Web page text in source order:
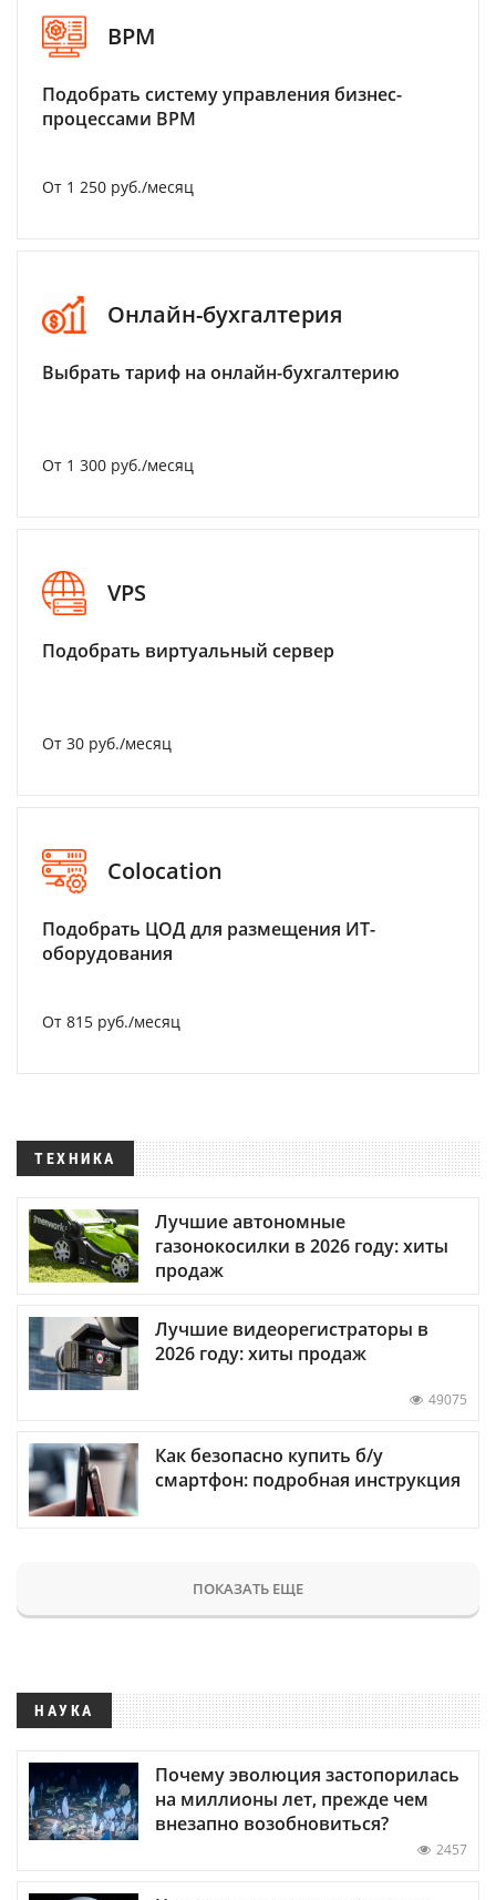
BPM
Подобрать систему управления бизнес-
процессами BPM
От 1 250 руб./месяц
Онлайн-бухгалтерия
Выбрать тариф на онлайн-бухгалтерию
От 1 300 руб./месяц
VPS
Подобрать виртуальный сервер
От 30 руб./месяц
Colocation
Подобрать ЦОД для размещения ИТ-
оборудования
От 815 руб./месяц
ТЕХНИКА
Лучшие автономные
газонокосилки в 2026 году: хиты
продаж
Лучшие видеорегистраторы в
2026 году: хиты продаж
49075
Как безопасно купить б/у
смартфон: подробная инструкция
ПОКАЗАТЬ ЕЩЕ
НАУКА
Почему эволюция застопорилась
на миллионы лет, прежде чем
внезапно возобновиться?
2457